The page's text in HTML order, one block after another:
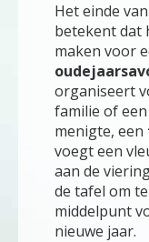
Het einde
betekent dat
maken voor
organiseert
familie of
menigte, een
voegt een
aan de
de tafel om
middelpunt
nieuwe jaar.